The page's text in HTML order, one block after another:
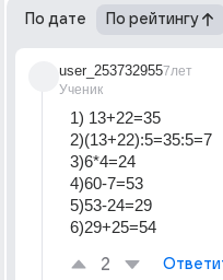
По дате По рейтингу
user_253732955
Ученик
7лет
1) 13+22=35
2)(13+22):5=35:5=7
3)6*4=24
4)60-7=53
5)53-24=29
6)29+25=54
2